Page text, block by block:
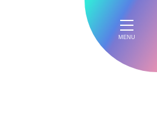
MENU